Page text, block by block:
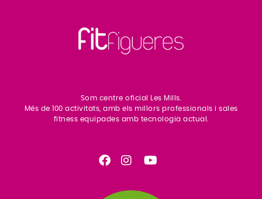
Som centre oficial Les Mills.
Més de 100 activitats, amb els millors professionals i sales
fitness equipades amb tecnologia actual.